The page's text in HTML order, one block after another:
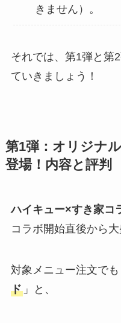
きません）。
それでは、第1弾と第
ていきましょう！
第1弾：オリジナ
登場！内容と評判
ハイキュー×すき家コ
コラボ開始直後から大
対象メニュー注文でも
ド」と、